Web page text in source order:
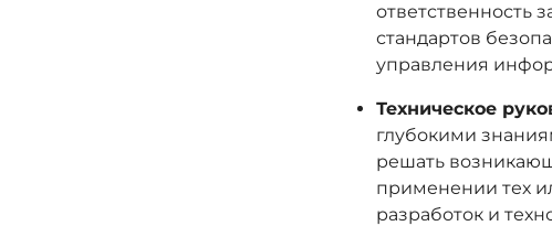
ответственность
стандартов
управления
Техническое
глубокими
решать
применении тех
разработок и